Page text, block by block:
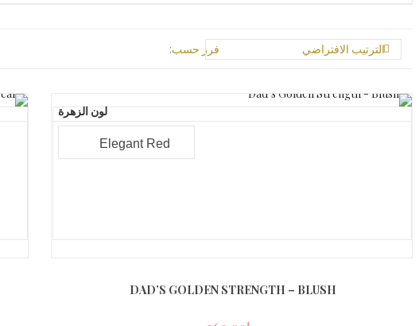
فرز حسب: الترتيب الافتراضي
لون الزهرة
DAD’S GOLDEN STRENGTH – BLUSH